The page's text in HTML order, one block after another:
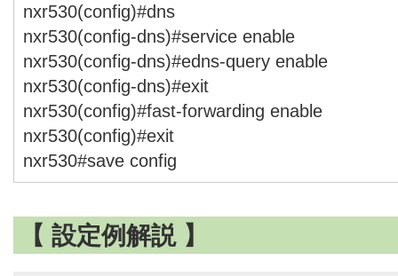
nxr530(config)#dns
nxr530(config-dns)#service enable
nxr530(config-dns)#edns-query enable
nxr530(config-dns)#exit
nxr530(config)#fast-forwarding enable
nxr530(config)#exit
nxr530#save config
【 設定例解説 】